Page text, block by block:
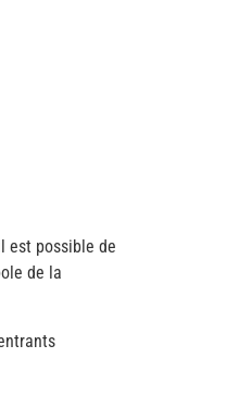
est possible de
de la